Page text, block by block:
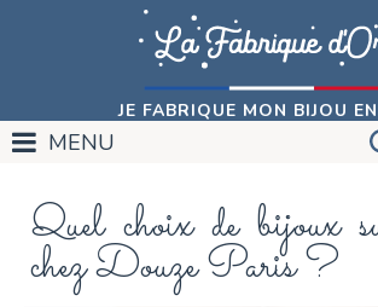
JE FABRIQUE MON BIJOU
MENU
Quel choix de bijoux
chez Douze Paris ?